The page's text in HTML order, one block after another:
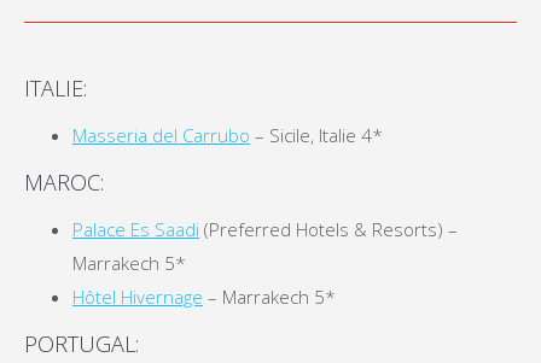
ITALIE:
Masseria del Carrubo – Sicile, Italie 4*
MAROC:
Palace Es Saadi (Preferred Hotels & Resorts) –
Marrakech 5*
Hôtel Hivernage – Marrakech 5*
PORTUGAL: